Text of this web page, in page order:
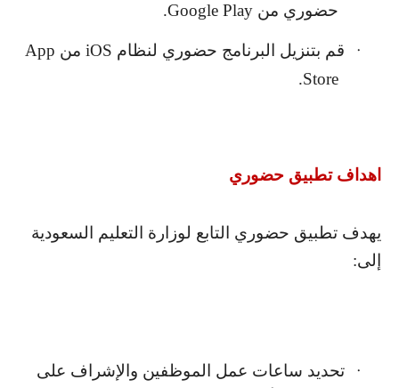
حضوري من Google Play
.
· قم بتنزيل البرنامج حضوري لنظام iOS من App
Store
.
اهداف تطبيق حضوري
يهدف تطبيق حضوري التابع لوزارة التعليم السعودية
إلى:
·
تحديد ساعات عمل الموظفين والإشراف على